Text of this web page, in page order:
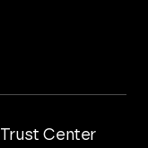
Trust Center